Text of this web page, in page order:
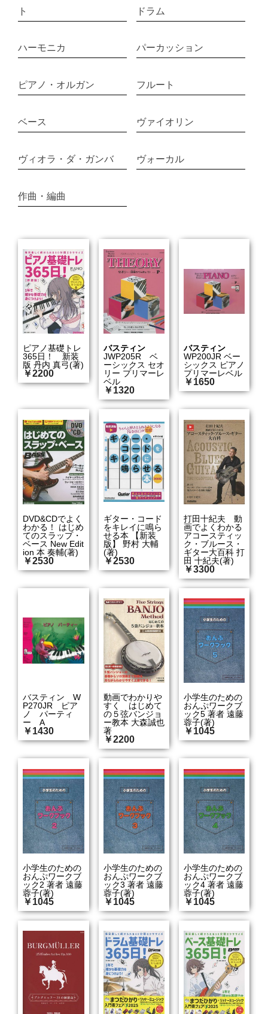
ト
ドラム
ハーモニカ パーカッション
ピアノ・オルガン フルート
ベース ヴァイオリン
ヴィオラ・ダ・ガンバ ヴォーカル
作曲・編曲
ピアノ基礎トレ
365日！ 新装
版 丹内 真弓(著)
￥2200
バスティン
JWP205R ベ
ーシックス セオ
リー プリマーレ
ベル
￥1320
バスティン
WP200JR ベー
シックス ピアノ
プリマーレベル
￥1650
DVD&CDでよく
わかる！ はじめ
てのスラップ・
ベース New Edit
ion 本 奏輔(著)
￥2530
ギター・コード
をキレイに鳴ら
せる本 【新装
版】 野村 大輔
(著)
￥2530
打田十紀夫 動
画でよくわかる
アコースティッ
ク・ブルース・
ギター大百科 打
田 十紀夫(著)
￥3300
バスティン W
P270JR ピア
ノ パーティ
ー A
￥1430
動画でわかりや
すく はじめて
の５弦バンジョ
ー教本 大森誠也
著
￥2200
小学生のための
おんぷワークブ
ック5 著者 遠藤
蓉子(著)
￥1045
小学生のための
おんぷワークブ
ック2 著者 遠藤
蓉子(著)
￥1045
小学生のための
おんぷワークブ
ック3 著者 遠藤
蓉子(著)
￥1045
小学生のための
おんぷワークブ
ック4 著者 遠藤
蓉子(著)
￥1045